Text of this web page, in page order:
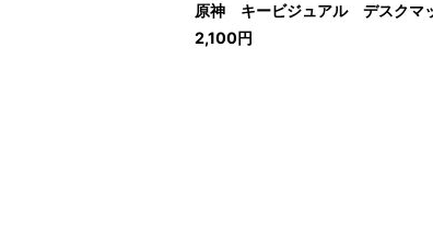
原神 キービジュアル デスクマ
2,100円